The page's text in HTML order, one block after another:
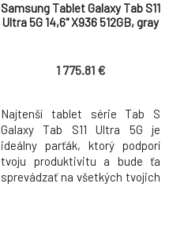
Samsung Tablet Galaxy Tab S11
Ultra 5G 14,6" X936 512GB, gray
1 775.81 €
Najtenší tablet série Tab S
Galaxy Tab S11 Ultra 5G je
ideálny parťák, ktorý podporí
tvoju produktivitu a bude ťa
sprevádzať na všetkých tvojich